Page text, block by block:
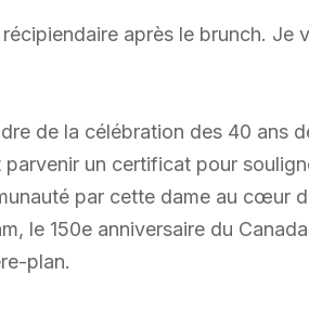
après le brunch. Je
de la célébration des 40 ans
un certificat pour
par cette dame au cœur
le 150e anniversaire du
plan.